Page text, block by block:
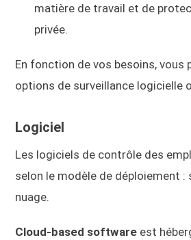
matière de travail et de
privée.
En fonction de vos besoins, vous
options de surveillance logicielle
Logiciel
Les logiciels de contrôle des
selon le modèle de déploiement :
nuage.
Cloud-based software est